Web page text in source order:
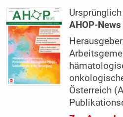
AHOP-
Österreich